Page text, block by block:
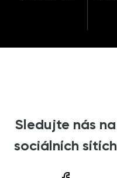
Sledujte nás na
sociálních sítích